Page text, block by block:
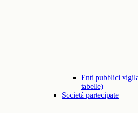
Enti pubblici
tabelle)
Società partecipate